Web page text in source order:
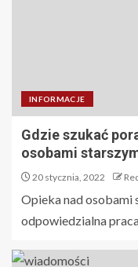
INFORMACJE
Gdzie szukać
osobami
20 stycznia, 2022
Opieka nad osobami
odpowiedzialna